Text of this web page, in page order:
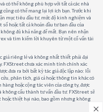
có thể không phù hợp với tất cả các nhà
cũng có thể mang lại lợi ích bạn. Trước khi
mục tiêu đầu tư, mức độ kinh nghiệm và
hoặc tất cả khoản đầu tư ban đầu của
đủ khả năng để mất. Bạn nên nhận
và tìm kiếm lời khuyên từ một cố vấn tài
giả riêng lẻ và không nhất thiết phải đại
FXStreet chưa xác minh tính chính xác
đưa ra bởi bất kỳ tác giả độc lập nào: lỗi
phân tích, giá cả hoặc thông tin khác có
hoặc cộng tác viên của công ty, được
cấu thành tư vấn đầu tư. FXStreet sẽ
thiệt hại nào, bao gồm nhưng không